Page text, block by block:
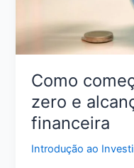
Caos
Como
zero e
financeira
Introdução ao